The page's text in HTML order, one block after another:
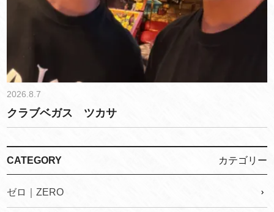
2026.8.7
クラブベガス ツカサ
CATEGORY カテゴリー
ゼロ｜ZERO